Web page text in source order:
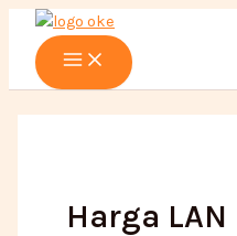
Lewati
konten
Main
Menu
Harga